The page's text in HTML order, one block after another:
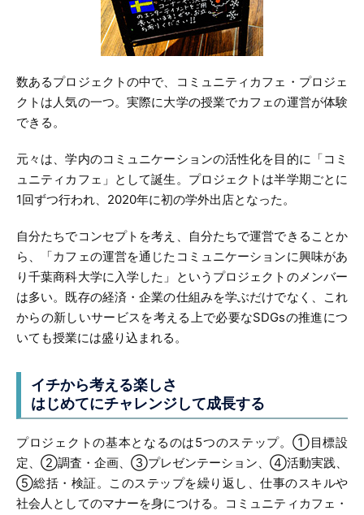
数あるプロジェクトの中で、コミュニティカフェ・プロジェ
クトは人気の一つ。実際に大学の授業でカフェの運営が体験
できる。
元々は、学内のコミュニケーションの活性化を目的に「コミ
ュニティカフェ」として誕生。プロジェクトは半学期ごとに
1回ずつ行われ、2020年に初の学外出店となった。
自分たちでコンセプトを考え、自分たちで運営できることか
ら、「カフェの運営を通じたコミュニケーションに興味があ
り千葉商科大学に入学した」というプロジェクトのメンバー
は多い。既存の経済・企業の仕組みを学ぶだけでなく、これ
からの新しいサービスを考える上で必要なSDGsの推進につ
いても授業には盛り込まれる。
イチから考える楽しさ
はじめてにチャレンジして成長する
プロジェクトの基本となるのは5つのステップ。①目標設
定、②調査・企画、③プレゼンテーション、④活動実践、
⑤総括・検証。このステップを繰り返し、仕事のスキルや
社会人としてのマナーを身につける。コミュニティカフェ・